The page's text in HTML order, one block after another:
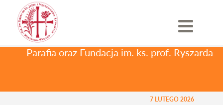
Parafia oraz Fundacja im. ks. prof. Ryszarda
Ogłoszenia parafialne
NIEDZIELA ZWYKŁA
V NIEDZIELA ZWYKŁA
7 LUTEGO 2026